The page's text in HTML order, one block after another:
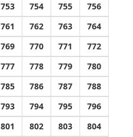
753 754 755
756
761 762 763
764
769 770 771
772
777 778 779
780
785 786 787
788
793 794 795
796
801 802 803
804